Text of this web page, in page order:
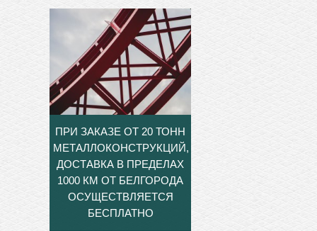
ПРИ ЗАКАЗЕ ОТ 20 ТОНН
МЕТАЛЛОКОНСТРУКЦИЙ,
ДОСТАВКА В ПРЕДЕЛАХ
1000 КМ ОТ БЕЛГОРОДА
ОСУЩЕСТВЛЯЕТСЯ
БЕСПЛАТНО